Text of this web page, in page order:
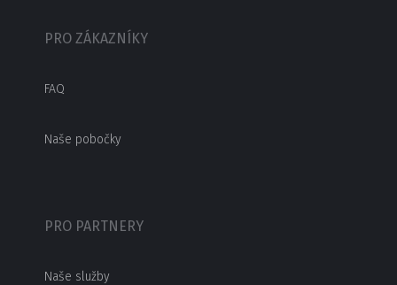
PRO ZÁKAZNÍKY
FAQ
Naše pobočky
PRO PARTNERY
Naše služby